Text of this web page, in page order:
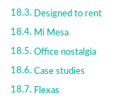
Designed to rent
Mi Mesa
Office nostalgia
Case studies
Flexas